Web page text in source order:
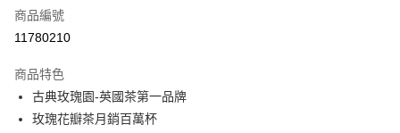
街口支付
Google Pay
全盈+PAY
商品編號
11780210
商品特色
古典玫瑰園-英國茶第一品牌
玫瑰花瓣茶月銷百萬杯